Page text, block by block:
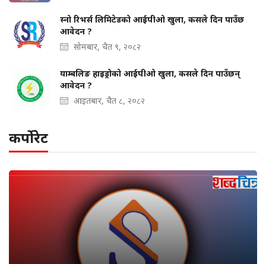
स्नो रिभर्स लिमिटेडको आईपीओ खुला, कसले दिन पाउँछ
आवेदन ?
सोमबार, चैत ९, २०८२
याम्बलिङ हाइड्रोको आईपीओ खुला, कसले दिन पाउँछन्
आवेदन ?
आइतबार, चैत ८, २०८२
कर्पोरेट